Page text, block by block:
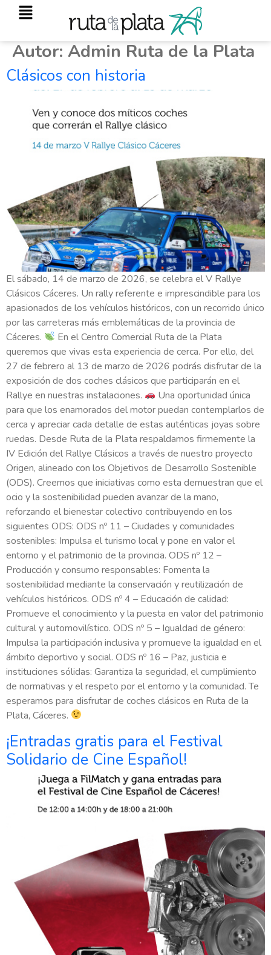
Autor: Admin Ruta de la Plata
Clásicos con historia
El sábado, 14 de marzo de 2026, se celebra el V Rallye
Clásicos Cáceres. Un rally referente e imprescindible para los
apasionados de los vehículos históricos, con un recorrido único
por las carreteras más emblemáticas de la provincia de
Cáceres.
En el Centro Comercial Ruta de la Plata
queremos que vivas esta experiencia de cerca. Por ello, del
27 de febrero al 13 de marzo de 2026 podrás disfrutar de la
exposición de dos coches clásicos que participarán en el
Rallye en nuestras instalaciones.
Una oportunidad única
para que los enamorados del motor puedan contemplarlos de
cerca y apreciar cada detalle de estas auténticas joyas sobre
ruedas. Desde Ruta de la Plata respaldamos firmemente la
IV Edición del Rallye Clásicos a través de nuestro proyecto
Origen, alineado con los Objetivos de Desarrollo Sostenible
(ODS). Creemos que iniciativas como esta demuestran que el
ocio y la sostenibilidad pueden avanzar de la mano,
reforzando el bienestar colectivo contribuyendo en los
siguientes ODS: ODS nº 11 – Ciudades y comunidades
sostenibles: Impulsa el turismo local y pone en valor el
entorno y el patrimonio de la provincia. ODS nº 12 –
Producción y consumo responsables: Fomenta la
sostenibilidad mediante la conservación y reutilización de
vehículos históricos. ODS nº 4 – Educación de calidad:
Promueve el conocimiento y la puesta en valor del patrimonio
cultural y automovilístico. ODS nº 5 – Igualdad de género:
Impulsa la participación inclusiva y promueve la igualdad en el
ámbito deportivo y social. ODS nº 16 – Paz, justicia e
instituciones sólidas: Garantiza la seguridad, el cumplimiento
de normativas y el respeto por el entorno y la comunidad. Te
esperamos para disfrutar de coches clásicos en Ruta de la
Plata, Cáceres.
¡Entradas gratis para el Festival
Solidario de Cine Español!